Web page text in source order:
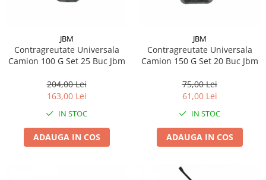
JBM
Contragreutate Universala
Camion 100 G Set 25 Buc Jbm
204,00 Lei
163,00 Lei
IN STOC
ADAUGA IN COS
JBM
Contragreutate Universala
Camion 150 G Set 20 Buc Jbm
75,00 Lei
61,00 Lei
IN STOC
ADAUGA IN COS